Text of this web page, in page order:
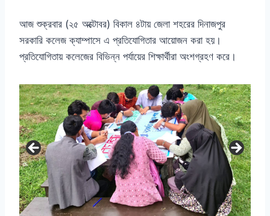
r
আজ শুক্রবার (২৫ অক্টোবর) বিকাল ৪টায় জেলা শহরের দিনাজপুর
সরকারি কলেজ ক্যাম্পাসে এ প্রতিযোগিতার আয়োজন করা হয়।
প্রতিযোগিতায় কলেজের বিভিন্ন পর্যায়ের শিক্ষার্থীরা অংশগ্রহণ করে।